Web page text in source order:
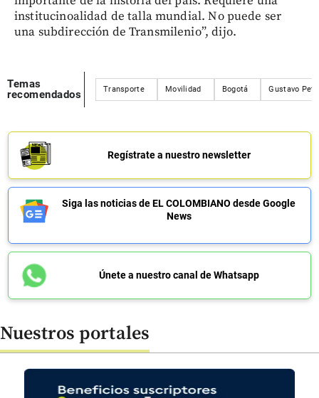
institucinoalidad de talla mundial. No puede ser
una subdirección de Transmilenio”, dijo.
Temas
recomendados
Transporte Movilidad Bogotá Gustavo
Regístrate a nuestro newsletter
Siga las noticias de EL COLOMBIANO desde Google
News
Únete a nuestro canal de Whatsapp
Nuestros portales